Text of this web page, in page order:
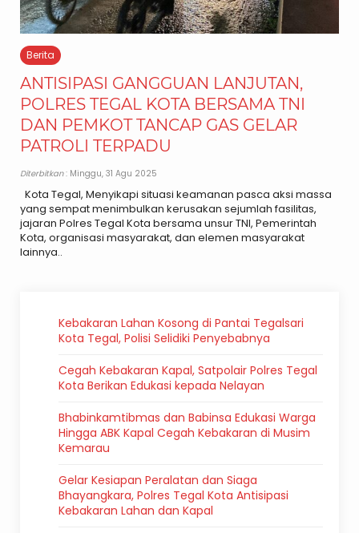
Berita
ANTISIPASI GANGGUAN LANJUTAN,
POLRES TEGAL KOTA BERSAMA TNI
DAN PEMKOT TANCAP GAS GELAR
PATROLI TERPADU
Diterbitkan: Minggu, 31 Agu 2025
Kota Tegal, Menyikapi situasi keamanan pasca aksi massa
yang sempat menimbulkan kerusakan sejumlah fasilitas,
jajaran Polres Tegal Kota bersama unsur TNI, Pemerintah
Kota, organisasi masyarakat, dan elemen masyarakat
lainnya..
Kebakaran Lahan Kosong di Pantai Tegalsari
Kota Tegal, Polisi Selidiki Penyebabnya
Cegah Kebakaran Kapal, Satpolair Polres Tegal
Kota Berikan Edukasi kepada Nelayan
Bhabinkamtibmas dan Babinsa Edukasi Warga
Hingga ABK Kapal Cegah Kebakaran di Musim
Kemarau
Gelar Kesiapan Peralatan dan Siaga
Bhayangkara, Polres Tegal Kota Antisipasi
Kebakaran Lahan dan Kapal